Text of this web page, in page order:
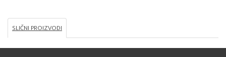
SLIČNI PROIZVODI